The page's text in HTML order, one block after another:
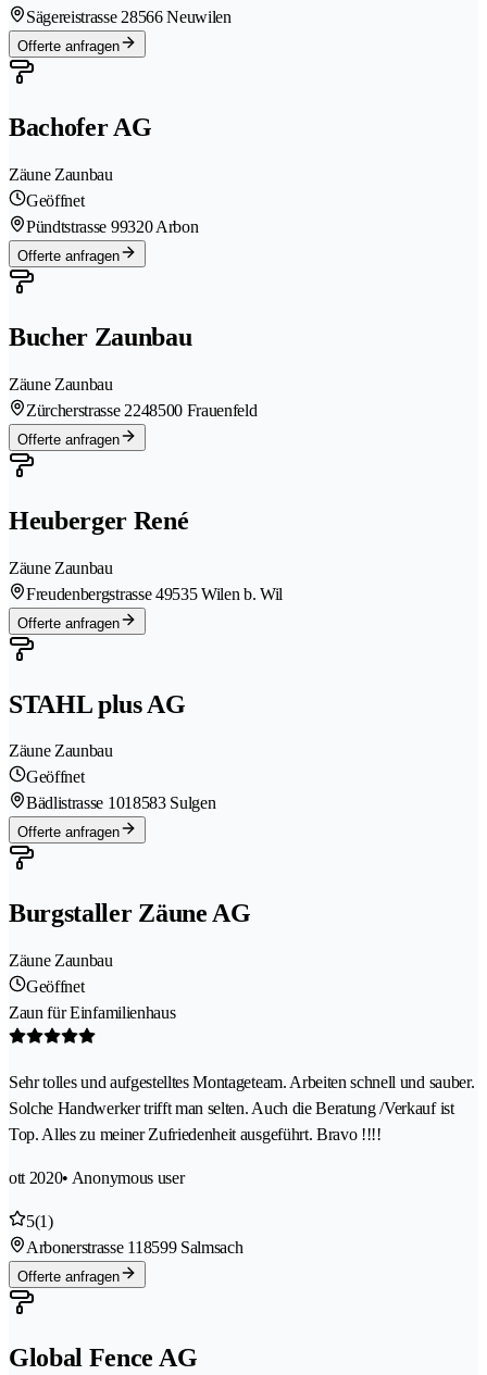
Sägereistrasse 28566 Neuwilen
Offerte anfragen
Bachofer AG
Zäune Zaunbau
Geöffnet
Pündtstrasse 99320 Arbon
Offerte anfragen
Bucher Zaunbau
Zäune Zaunbau
Zürcherstrasse 2248500 Frauenfeld
Offerte anfragen
Heuberger René
Zäune Zaunbau
Freudenbergstrasse 49535 Wilen b. Wil
Offerte anfragen
STAHL plus AG
Zäune Zaunbau
Geöffnet
Bädlistrasse 1018583 Sulgen
Offerte anfragen
Burgstaller Zäune AG
Zäune Zaunbau
Geöffnet
Zaun für Einfamilienhaus
Sehr tolles und aufgestelltes Montageteam. Arbeiten schnell und sauber.
Solche Handwerker trifft man selten. Auch die Beratung /Verkauf ist
Top. Alles zu meiner Zufriedenheit ausgeführt. Bravo !!!!
ott 2020• Anonymous user
5(1)
Arbonerstrasse 118599 Salmsach
Offerte anfragen
Global Fence AG